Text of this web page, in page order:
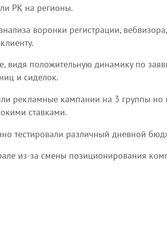
РК на регионы.
воронки регистрации,
видя положительную динамику по
и сиделок.
рекламные кампании на 3 группы
ставками.
тестировали различный дневной
из-за смены позиционирования